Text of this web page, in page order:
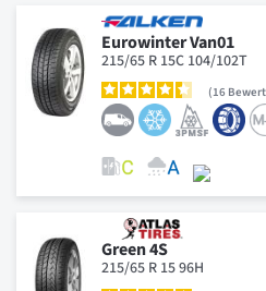
Eurowinter Van01
215/65 R 15C 104/102T
16
Green 4S
215/65 R 15 96H